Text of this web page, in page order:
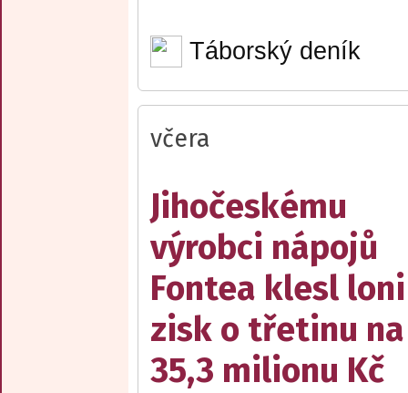
Táborský deník
včera
Jihočeskému
výrobci nápojů
Fontea klesl loni
zisk o třetinu na
35,3 milionu Kč